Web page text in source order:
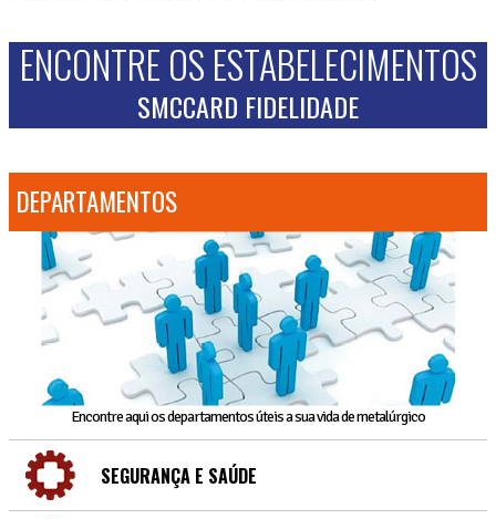
ENCONTRE OS ESTABELECIMENTOS
SMCCARD FIDELIDADE
DEPARTAMENTOS
Encontre aqui os departamentos úteis a sua vida de metalúrgico
SEGURANÇA E SAÚDE